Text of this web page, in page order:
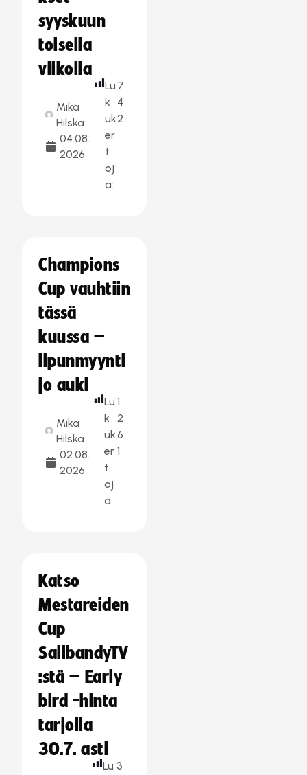
syyskuun
toisella
viikolla
Mika
Hilska
04.08.
2026
Lu
k
uk
er
t
oj
a:
7
4
2
Champions
Cup vauhtiin
tässä
kuussa –
lipunmyynti
jo auki
Mika
Hilska
02.08.
2026
Lu
k
uk
er
t
oj
a:
1
2
6
1
Katso
Mestareiden
Cup
SalibandyTV
:stä – Early
bird -hinta
tarjolla
30.7. asti
Lu 3